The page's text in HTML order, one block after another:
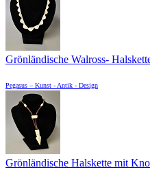
Grönländische Walross-
Pegasus – Kunst - Antik - Design
Grönländische Halskette mit